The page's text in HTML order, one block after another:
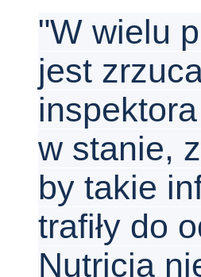
"W wielu
jest
w stanie,
by takie
trafiły do
Nutricia